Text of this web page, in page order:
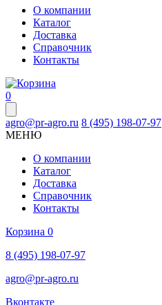
О компании
Каталог
Доставка
Справочник
Контакты
0
agro@pr-agro.ru 8 (495) 198-07-97
МЕНЮ
О компании
Каталог
Доставка
Справочник
Контакты
Корзина 0
8 (495) 198-07-97
agro@pr-agro.ru
Вконтакте